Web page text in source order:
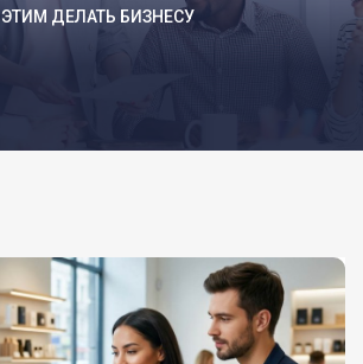
ЭТИМ ДЕЛАТЬ БИЗНЕСУ